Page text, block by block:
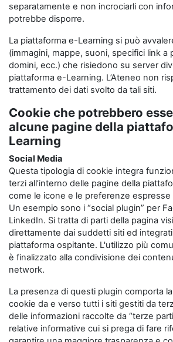
separatamente e non incrociarli con
potrebbe disporre.
La piattaforma e-Learning si può
(immagini, mappe, suoni, specifici link a
domini, ecc.) che risiedono su server
piattaforma e-Learning. L’Ateneo non
trattamento dei dati svolto da tali siti.
Cookie che potrebbero
alcune pagine della
Learning
Social Media
Questa tipologia di cookie integra
terzi all’interno delle pagine della
come le icone e le preferenze
Un esempio sono i “social plugin” per
LinkedIn. Si tratta di parti della pagina
direttamente dai suddetti siti ed
piattaforma ospitante. L'utilizzo più
è finalizzato alla condivisione dei
network.
La presenza di questi plugin comporta
cookie da e verso tutti i siti gestiti da
delle informazioni raccolte da “terze
relative informative cui si prega di fare